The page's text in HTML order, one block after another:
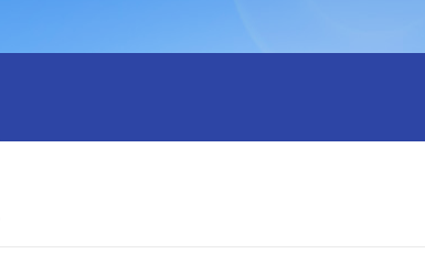
AGB-K-0.2-C01-H03池田屋！！TORAY东丽 TZP氧化